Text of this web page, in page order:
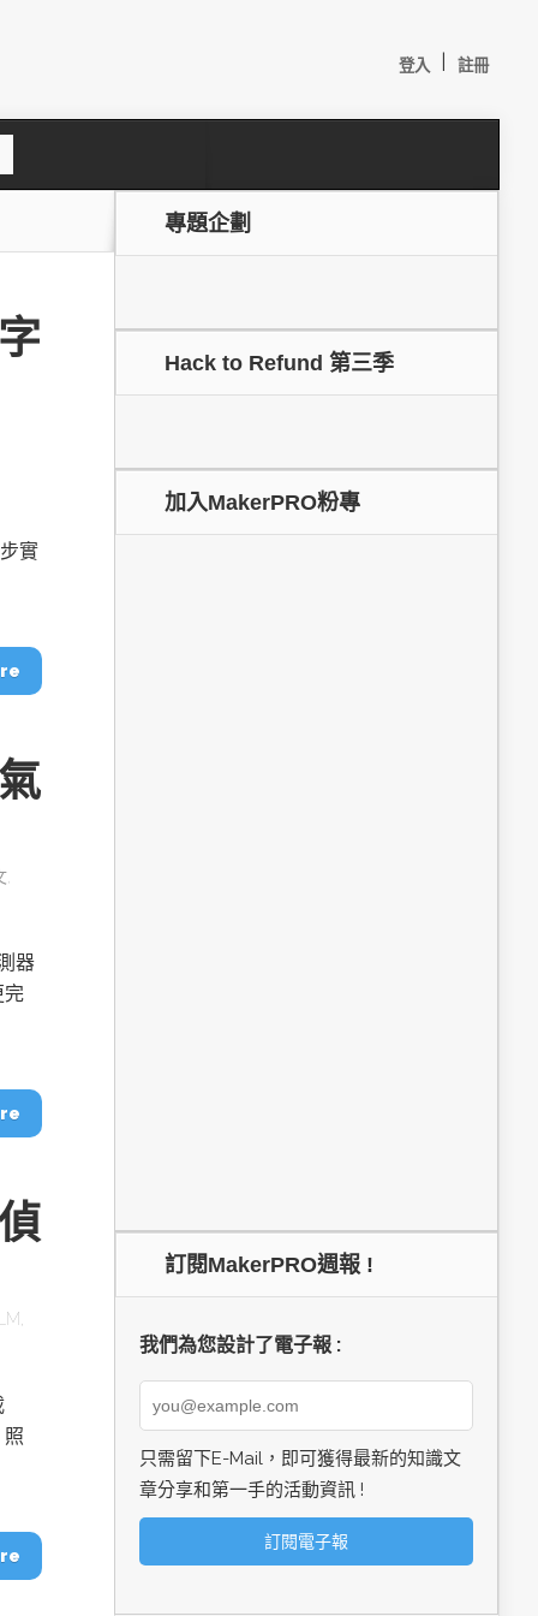
登入 註冊
AI機器
動智慧機
實
器
完
專題企劃
Hack to Refund 第三季
加入MakerPRO粉專
訂閱MakerPRO週報 !
我們為您設計了電子報 :
只需留下E-Mail，即可獲得最新的知識文
章分享和第一手的活動資訊 !